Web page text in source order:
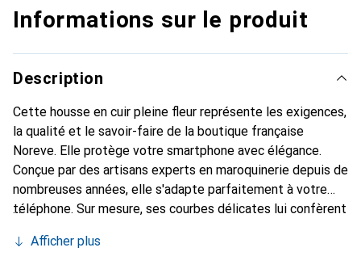
Informations sur le produit
Description
Cette housse en cuir pleine fleur représente les exigences,
la qualité et le savoir-faire de la boutique française
Noreve. Elle protège votre smartphone avec élégance.
Conçue par des artisans experts en maroquinerie depuis de
nombreuses années, elle s'adapte parfaitement à votre
téléphone. Sur mesure, ses courbes délicates lui confèrent
et indispensable pour votre smartphone. La marque
Afficher plus